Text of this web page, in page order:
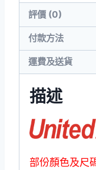
連
衣
評價 (0)
付款方法
運費及送貨
描述
部份顏色及尺